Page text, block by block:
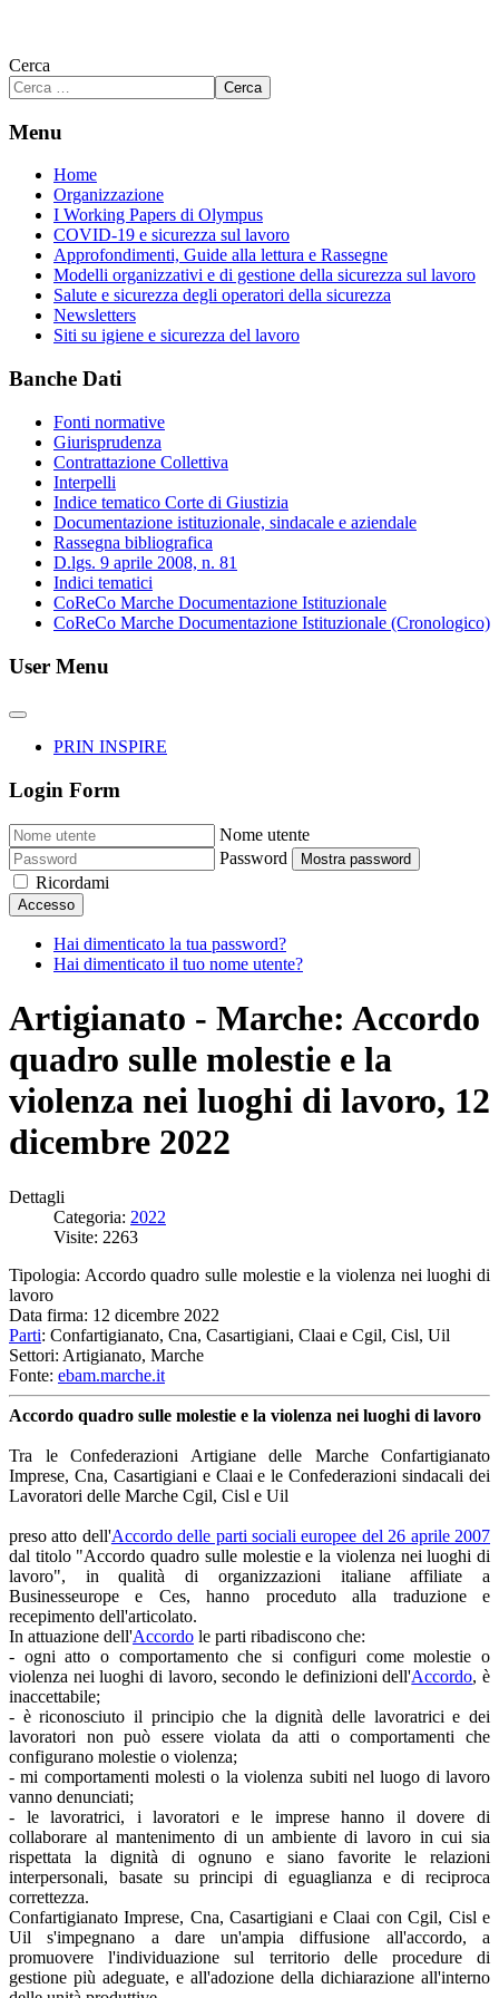
Cerca
Cerca
Menu
Home
Organizzazione
I Working Papers di Olympus
COVID-19 e sicurezza sul lavoro
Approfondimenti, Guide alla lettura e Rassegne
Modelli organizzativi e di gestione della sicurezza sul lavoro
Salute e sicurezza degli operatori della sicurezza
Newsletters
Siti su igiene e sicurezza del lavoro
Banche Dati
Fonti normative
Giurisprudenza
Contrattazione Collettiva
Interpelli
Indice tematico Corte di Giustizia
Documentazione istituzionale, sindacale e aziendale
Rassegna bibliografica
D.lgs. 9 aprile 2008, n. 81
Indici tematici
CoReCo Marche Documentazione Istituzionale
CoReCo Marche Documentazione Istituzionale (Cronologico)
User Menu
PRIN INSPIRE
Login Form
Nome utente
Password
Mostra password
Ricordami
Accesso
Hai dimenticato la tua password?
Hai dimenticato il tuo nome utente?
Artigianato - Marche: Accordo
quadro sulle molestie e la
violenza nei luoghi di lavoro, 12
dicembre 2022
Dettagli
Categoria: 2022
Visite: 2263
Tipologia: Accordo quadro sulle molestie e la violenza nei luoghi di
lavoro
Data firma: 12 dicembre 2022
Parti: Confartigianato, Cna, Casartigiani, Claai e Cgil, Cisl, Uil
Settori: Artigianato, Marche
Fonte: ebam.marche.it
Accordo quadro sulle molestie e la violenza nei luoghi di lavoro
Tra le Confederazioni Artigiane delle Marche Confartigianato
Imprese, Cna, Casartigiani e Claai e le Confederazioni sindacali dei
Lavoratori delle Marche Cgil, Cisl e Uil
preso atto dell'Accordo delle parti sociali europee del 26 aprile 2007
dal titolo "Accordo quadro sulle molestie e la violenza nei luoghi di
lavoro", in qualità di organizzazioni italiane affiliate a
Businesseurope e Ces, hanno proceduto alla traduzione e
recepimento dell'articolato.
In attuazione dell'Accordo le parti ribadiscono che:
- ogni atto o comportamento che si configuri come molestie o
violenza nei luoghi di lavoro, secondo le definizioni dell'Accordo, è
inaccettabile;
- è riconosciuto il principio che la dignità delle lavoratrici e dei
lavoratori non può essere violata da atti o comportamenti che
configurano molestie o violenza;
- mi comportamenti molesti o la violenza subiti nel luogo di lavoro
vanno denunciati;
- le lavoratrici, i lavoratori e le imprese hanno il dovere di
collaborare al mantenimento di un ambiente di lavoro in cui sia
rispettata la dignità di ognuno e siano favorite le relazioni
interpersonali, basate su principi di eguaglianza e di reciproca
correttezza.
Confartigianato Imprese, Cna, Casartigiani e Claai con Cgil, Cisl e
Uil s'impegnano a dare un'ampia diffusione all'accordo, a
promuovere l'individuazione sul territorio delle procedure di
gestione più adeguate, e all'adozione della dichiarazione all'interno